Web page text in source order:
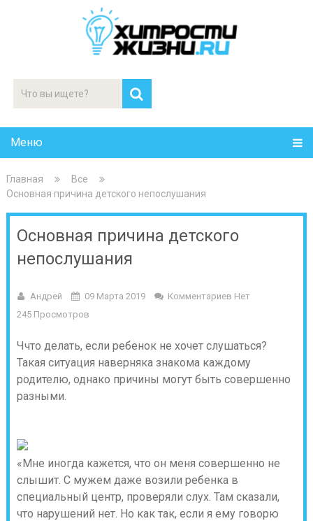
Меню
Главная
Все
Основная причина детского непослушания
Основная причина детского
непослушания
Андрей 09 Марта 2019
Комментариев Нет
245 Просмотров
Ччто делать, если ребенок не хочет слушаться?
Такая ситуация наверняка знакома каждому
родителю, однако причины могут быть совершенно
разными.
«Мне иногда кажется, что он меня совершенно не
слышит. С мужем даже возили ребенка в
специальный центр, проверяли слух. Там сказали,
что нарушений нет. Но как так, если я ему говорю